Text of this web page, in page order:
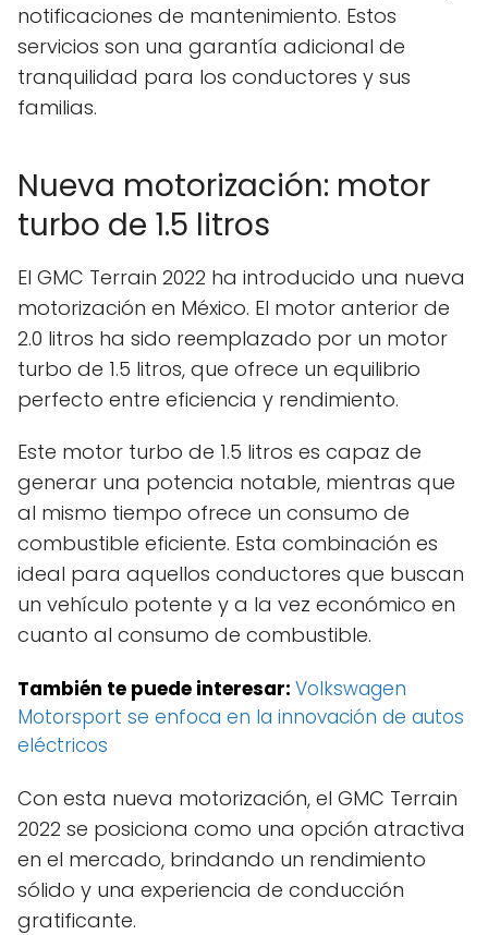
notificaciones de mantenimiento. Estos
servicios son una garantía adicional de
tranquilidad para los conductores y sus
familias.
Nueva motorización: motor
turbo de 1.5 litros
El GMC Terrain 2022 ha introducido una nueva
motorización en México. El motor anterior de
2.0 litros ha sido reemplazado por un motor
turbo de 1.5 litros, que ofrece un equilibrio
perfecto entre eficiencia y rendimiento.
Este motor turbo de 1.5 litros es capaz de
generar una potencia notable, mientras que
al mismo tiempo ofrece un consumo de
combustible eficiente. Esta combinación es
ideal para aquellos conductores que buscan
un vehículo potente y a la vez económico en
cuanto al consumo de combustible.
También te puede interesar: Volkswagen
Motorsport se enfoca en la innovación de autos
eléctricos
Con esta nueva motorización, el GMC Terrain
2022 se posiciona como una opción atractiva
en el mercado, brindando un rendimiento
sólido y una experiencia de conducción
gratificante.